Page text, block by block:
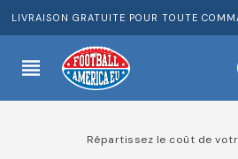
LIVRAISON GRATUITE POUR TOUTE
view_headline
Répartissez le coût de